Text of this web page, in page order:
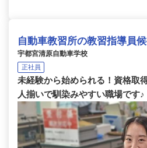
自動車教習所の教習指導員
宇都宮清原自動車学校
正社員
未経験から始められる！資格取
人揃いで馴染みやすい職場です♪